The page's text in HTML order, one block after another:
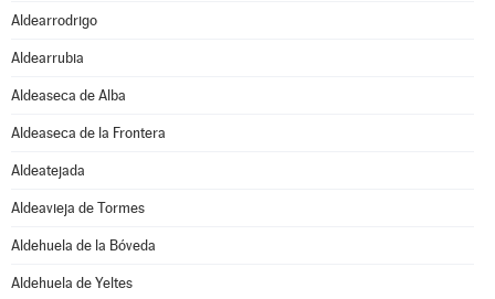
Aldearrodrigo
Aldearrubia
Aldeaseca de Alba
Aldeaseca de la Frontera
Aldeatejada
Aldeavieja de Tormes
Aldehuela de la Bóveda
Aldehuela de Yeltes